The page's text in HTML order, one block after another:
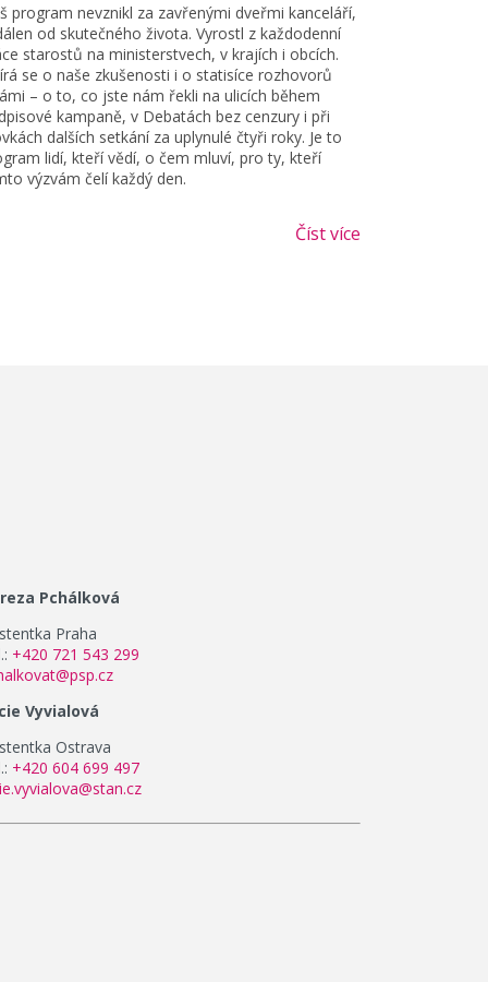
program nevznikl za zavřenými dveřmi kanceláří,
od skutečného života. Vyrostl z každodenní
starostů na ministerstvech, v krajích i obcích.
se o naše zkušenosti i o statisíce rozhovorů
– o to, co jste nám řekli na ulicích během
kampaně, v Debatách bez cenzury i při
dalších setkání za uplynulé čtyři roky. Je to
lidí, kteří vědí, o čem mluví, pro ty, kteří
výzvám čelí každý den.
Číst více
Pchálková
Praha
+420 721 543 299
Vyvialová
Ostrava
+420 604 699 497